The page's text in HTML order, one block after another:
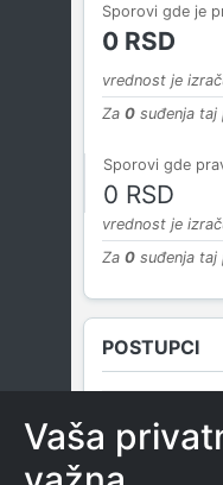
Sporovi gde je
0 RSD
vrednost je
Za 0 suđenja
Sporovi gde
0 RSD
vrednost je
Za 0 suđenja
POSTUPCI
Vaša